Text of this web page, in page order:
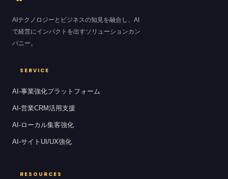
AIテクノロジーとビジネスの知見を融合し、AI
で経営にインパクトを出すソリューションカン
パニー。
SERVICE
AI-事業強化プラットフォーム
AI-営業CRM活用支援
AI-ローカル集客強化
AI-サイトUI/UX強化
RESOURCES